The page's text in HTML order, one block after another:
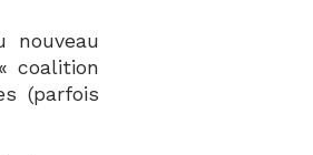
nouveau
coalition
(parfois